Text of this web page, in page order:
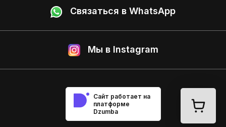
Связаться в WhatsApp
Мы в Instagram
Сайт работает на
платформе
Dzumba